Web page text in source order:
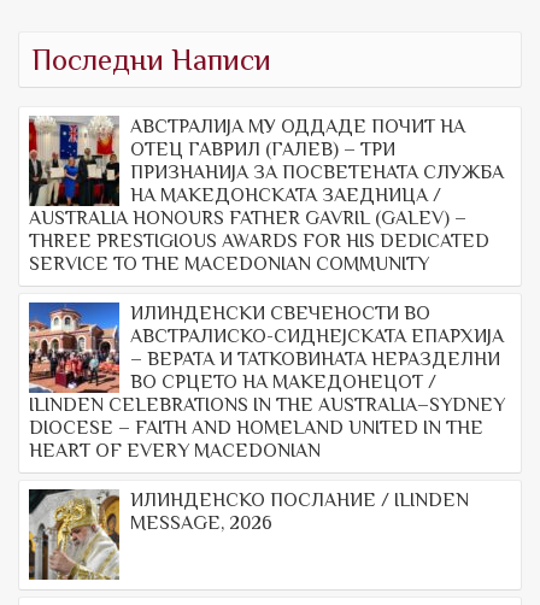
Последни Написи
АВСТРАЛИЈА МУ ОДДАДЕ ПОЧИТ НА
ОТЕЦ ГАВРИЛ (ГАЛЕВ) – ТРИ
ПРИЗНАНИЈА ЗА ПОСВЕТЕНАТА СЛУЖБА
НА МАКЕДОНСКАТА ЗАЕДНИЦА /
AUSTRALIA HONOURS FATHER GAVRIL (GALEV) –
THREE PRESTIGIOUS AWARDS FOR HIS DEDICATED
SERVICE TO THE MACEDONIAN COMMUNITY
ИЛИНДЕНСКИ СВЕЧЕНОСТИ ВО
АВСТРАЛИСКО-СИДНЕЈСКАТА ЕПАРХИЈА
– ВЕРАТА И ТАТКОВИНАТА НЕРАЗДЕЛНИ
ВО СРЦЕТО НА МАКЕДОНЕЦОТ /
ILINDEN CELEBRATIONS IN THE AUSTRALIA–SYDNEY
DIOCESE – FAITH AND HOMELAND UNITED IN THE
HEART OF EVERY MACEDONIAN
ИЛИНДЕНСКО ПОСЛАНИЕ / ILINDEN
MESSAGE, 2026